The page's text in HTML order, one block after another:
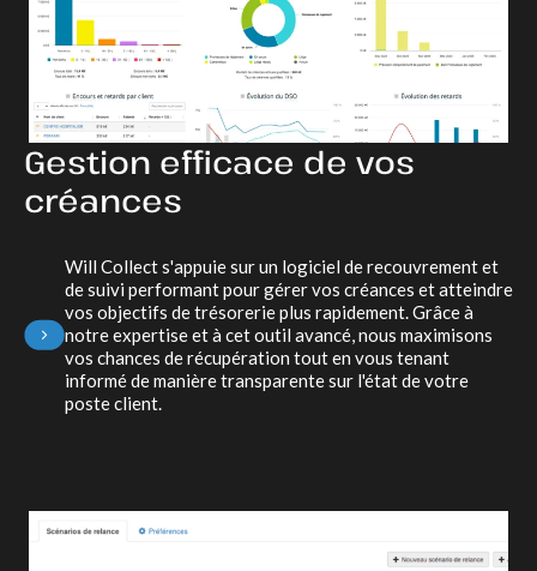
Gestion efficace de vos
créances
Will Collect s'appuie sur un logiciel de recouvrement et
de suivi performant pour gérer vos créances et atteindre
vos objectifs de trésorerie plus rapidement. Grâce à
notre expertise et à cet outil avancé, nous maximisons
vos chances de récupération tout en vous tenant
informé de manière transparente sur l'état de votre
poste client.